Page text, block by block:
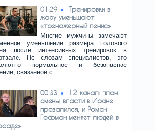
01:29
Тренировки в
жару уменьшают
«тренажерный пенис»
Многие мужчины замечают
уменьшение размера полового
после интенсивных тренировок в
По словам специалистов, это
нормальное и безопасное
связанное с…
00:33
12 канал: план
смены власти в Иране
провалился, и Роман
Гофман меняет людей в